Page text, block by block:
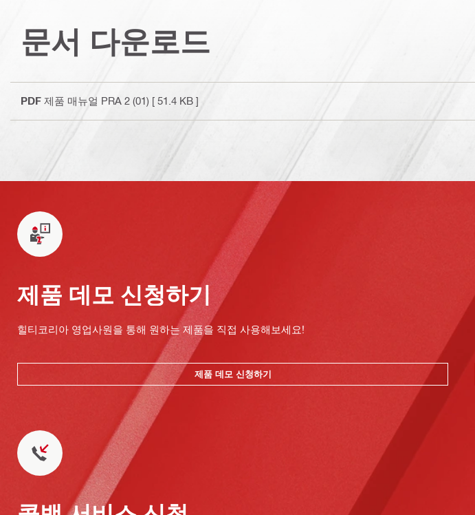
문서 다운로드
PDF 제품 매뉴얼 PRA 2 (01) [ 51.4 KB ]
제품 데모 신청하기
힐티코리아 영업사원을 통해 원하는 제품을 직접 사용해보세요!
제품 데모 신청하기